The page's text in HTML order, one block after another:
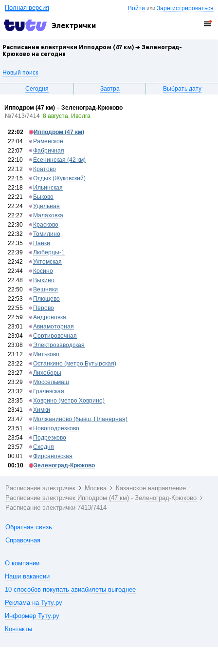
Войти илиЗарегистрироваться
Полная версия
Электрички
Расписание электрички Ипподром (47 км) → Зеленоград-
Крюково на сегодня
Новый поиск
Сегодня Завтра Выбрать дату
Ипподром (47 км) – Зеленоград-Крюково
№7413/7414 8 августа, Иволга
22:02
Ипподром (47 км)
22:04
Раменское
22:07
Фабричная
22:10
Есенинская (42 км)
22:12
Кратово
22:15
Отдых (Жуковский)
22:18
Ильинская
22:21
Быково
22:24
Удельная
22:27
Малаховка
22:30
Красково
22:32
Томилино
22:35
Панки
22:39
Люберцы-1
22:42
Ухтомская
22:44
Косино
22:48
Выхино
22:50
Вешняки
22:53
Плющево
22:55
Перово
22:59
Андроновка
23:01
Авиамоторная
23:04
Сортировочная
23:08
Электрозаводская
23:12
Митьково
23:22
Останкино (метро Бутырская)
23:27
Лихоборы
23:29
Моссельмаш
23:32
Грачёвская
23:35
Ховрино (метро Ховрино)
23:41
Химки
23:47
Молжаниново (бывш. Планерная)
23:51
Новоподрезково
23:54
Подрезково
23:57
Сходня
00:01
Фирсановская
00:10
Зеленоград-Крюково
Расписание электричек Москва
Казанское направление
Расписание электричек Ипподром (47 км) - Зеленоград-Крюково
Расписание электрички 7413/7414
Обратная связь
Справочная
О компании
Наши вакансии
10 способов покупать авиабилеты выгоднее
Реклама на Туту.ру
Информер Туту.ру
Контакты